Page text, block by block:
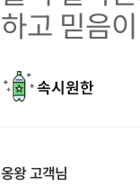
하고 믿음
속시원한
옹왕고객님